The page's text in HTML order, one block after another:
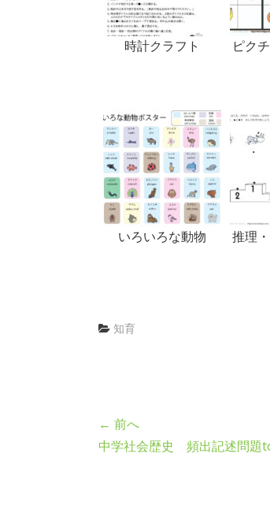
時計クラフト ピク
いろいろな動物 推理
知育
← 前へ
中学社会歴史 頻出記述問題